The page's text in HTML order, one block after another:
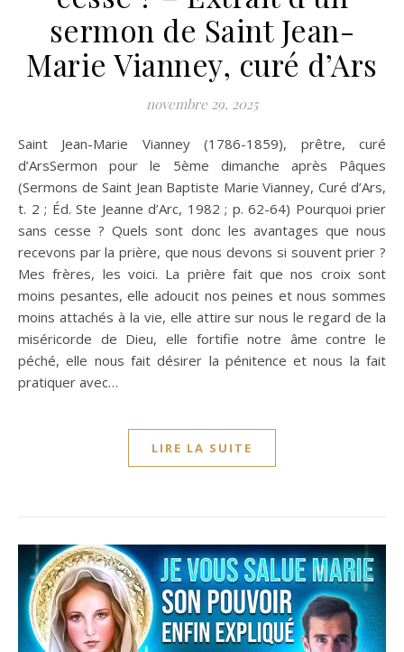
sermon de Saint Jean-
Marie Vianney, curé d’Ars
novembre 29, 2025
Saint Jean-Marie Vianney (1786-1859), prêtre, curé
d’ArsSermon pour le 5ème dimanche après Pâques
(Sermons de Saint Jean Baptiste Marie Vianney, Curé d’Ars,
t. 2 ; Éd. Ste Jeanne d’Arc, 1982 ; p. 62-64) Pourquoi prier
sans cesse ? Quels sont donc les avantages que nous
recevons par la prière, que nous devons si souvent prier ?
Mes frères, les voici. La prière fait que nos croix sont
moins pesantes, elle adoucit nos peines et nous sommes
moins attachés à la vie, elle attire sur nous le regard de la
miséricorde de Dieu, elle fortifie notre âme contre le
péché, elle nous fait désirer la pénitence et nous la fait
pratiquer avec…
LIRE LA SUITE